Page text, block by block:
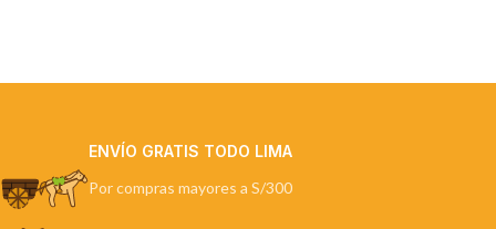
ENVÍO GRATIS TODO LIMA
Por compras mayores a S/300